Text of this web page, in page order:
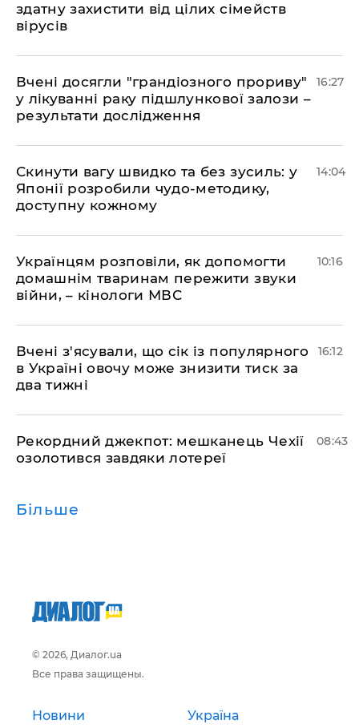
здатну захистити від цілих сімейств
вірусів
Вчені досягли "грандіозного прориву"
у лікуванні раку підшлункової залози –
результати дослідження
16:27
Скинути вагу швидко та без зусиль: у
Японії розробили чудо-методику,
доступну кожному
14:04
Українцям розповіли, як допомогти
домашнім тваринам пережити звуки
війни, – кінологи МВС
10:16
Вчені з'ясували, що сік із популярного
в Україні овочу може знизити тиск за
два тижні
16:12
Рекордний джекпот: мешканець Чехії
озолотився завдяки лотереї
08:43
Більше
© 2026, Диалог.ua
Все права защищены.
Новини Україна